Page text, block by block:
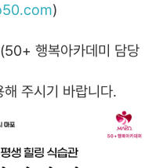
)
행복아카데미 담당
주시기 바랍니다.